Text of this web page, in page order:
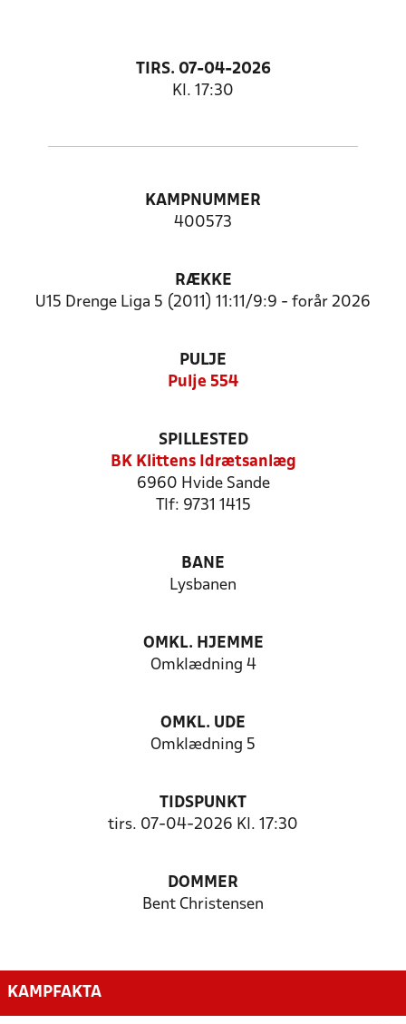
TIRS. 07-04-2026
Kl. 17:30
KAMPNUMMER
400573
RÆKKE
U15 Drenge Liga 5 (2011) 11:11/9:9 - forår 2026
PULJE
Pulje 554
SPILLESTED
BK Klittens Idrætsanlæg
6960 Hvide Sande
Tlf: 9731 1415
BANE
Lysbanen
OMKL. HJEMME
Omklædning 4
OMKL. UDE
Omklædning 5
TIDSPUNKT
tirs. 07-04-2026 Kl. 17:30
DOMMER
Bent Christensen
KAMPFAKTA